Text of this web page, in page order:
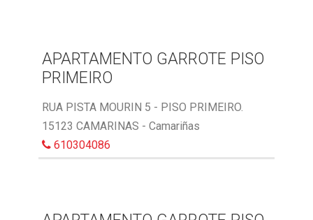
APARTAMENTO GARROTE PISO
PRIMEIRO
RUA PISTA MOURIN 5 - PISO PRIMEIRO.
15123 CAMARINAS - Camariñas
610304086